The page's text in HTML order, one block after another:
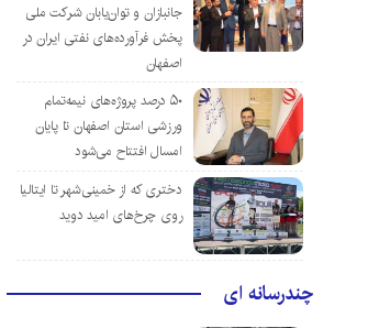
جانبازان و توان‌یابان شرکت ملی
پخش فرآورده‌های نفتی ایران در
اصفهان
۵۰ درصد پروژه‌های نیمه‌تمام
ورزشی استان اصفهان تا پایان
امسال افتتاح می‌شود
دختری که از خمینی‌شهر تا ایتالیا
روی چرخ‌های امید دوید
چندرسانه ای